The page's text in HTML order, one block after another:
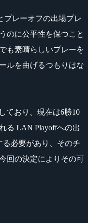
プレーオフの出場プレ
のに公平性を保つこと
も素晴らしいプレーを
ルを曲げるつもりはな
ており、現在は6勝10
る LAN Playoffへの出
必要があり、そのチ
回の決定によりその可